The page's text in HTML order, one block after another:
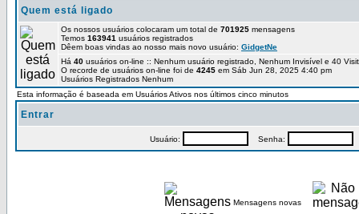
Quem está ligado
Os nossos usuários colocaram um total de 701925 mensagens
Temos 163941 usuários registrados
Dêem boas vindas ao nosso mais novo usuário: GidgetNe
Há 40 usuários on-line :: Nenhum usuário registrado, Nenhum Invisível e 40
O recorde de usuários on-line foi de 4245 em Sáb Jun 28, 2025 4:40 pm
Usuários Registrados Nenhum
Esta informação é baseada em Usuários Ativos nos últimos cinco minutos
Entrar
Usuário: Senha:
Mensagens novas